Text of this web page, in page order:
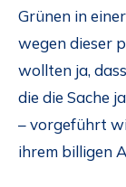
Grünen in einer
wegen dieser
wollten ja,
die die Sache
– vorgeführt
ihrem billigen